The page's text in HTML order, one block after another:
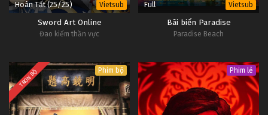
Hoàn Tất (25/25) Vietsub
Sword Art Online
Đao kiếm thần vực
Full Vietsub
Bãi biển Paradise
Paradise Beach
TRỌN BỘ Phim bộ Phim lẻ